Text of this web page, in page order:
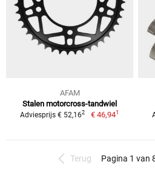
AFAM
Stalen motorcross-tandwiel
Adviesprijs € 52,162 € 46,941
Terug Pagina 1 van